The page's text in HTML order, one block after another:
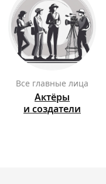
Все главные лица
Актёры
и создатели